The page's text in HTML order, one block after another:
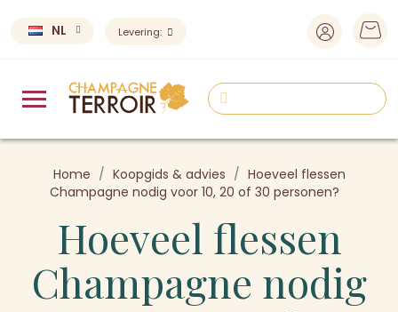
NL Levering:
Home Koopgids & advies
Hoeveel flessen
Champagne nodig voor 10, 20 of 30 personen?
Hoeveel flessen
Champagne nodig